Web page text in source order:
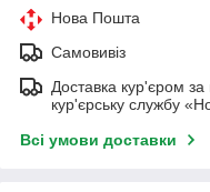
Нова Пошта
Самовивіз
Доставка кур'єром
кур'єрську службу
Всі умови доставки